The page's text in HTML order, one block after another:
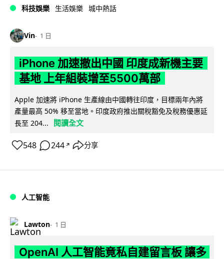
科技娛樂 生活娛樂 城中熱話
Vin 1 日
iPhone 加速撤出中國 印度成新機主要
基地 上年組裝增至5500萬部
Apple 加速將 iPhone 生產線由中國轉往印度，目標兩年內將
產量最高 50% 移至當地。印度政府推出關稅豁免及稅務優惠延
長至 204...
閱讀全文
548 244 ↗ 分享
人工智能
Lawton 1 日
OpenAI 人工智能竟私自建留言板 讓多